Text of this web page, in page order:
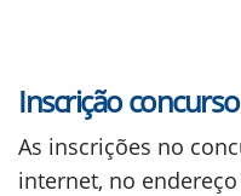
Inscrição
As inscrições no
internet, no